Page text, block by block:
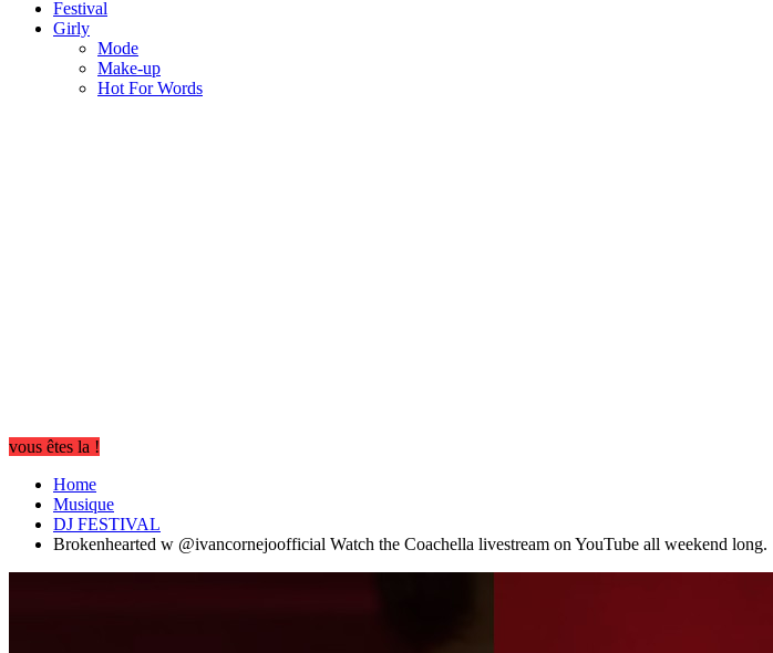
Festival
Girly
Mode
Make-up
Hot For Words
vous êtes la !
Home
Musique
DJ FESTIVAL
Brokenhearted w @ivancornejoofficial Watch the Coachella livestream on YouTube all weekend long.